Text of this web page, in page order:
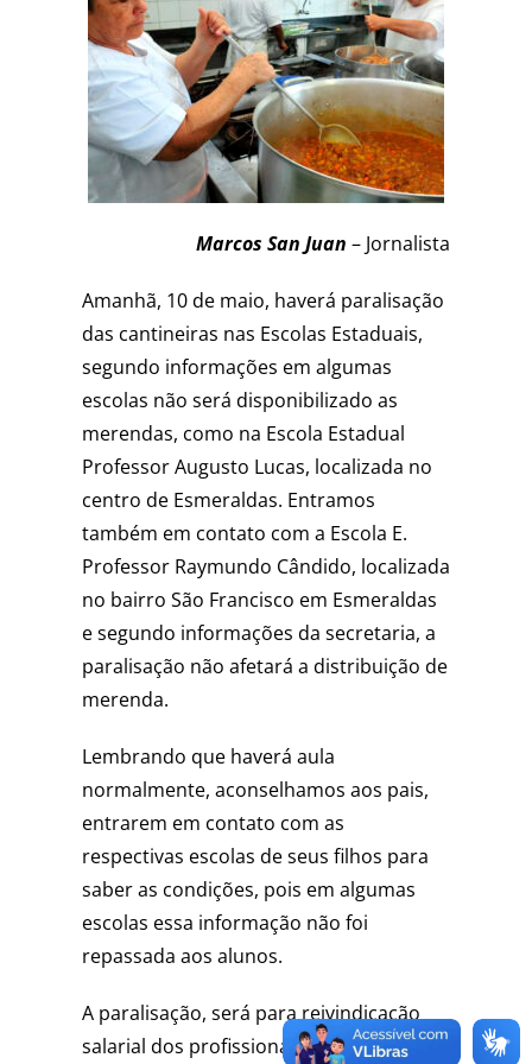
Marcos San Juan– Jornalista
Amanhã, 10 de maio, haverá paralisação
das cantineiras nas Escolas Estaduais,
segundo informações em algumas
escolas não será disponibilizado as
merendas, como na Escola Estadual
Professor Augusto Lucas, localizada no
centro de Esmeraldas. Entramos
também em contato com a Escola E.
Professor Raymundo Cândido, localizada
no bairro São Francisco em Esmeraldas
e segundo informações da secretaria, a
paralisação não afetará a distribuição de
merenda.
Lembrando que haverá aula
normalmente, aconselhamos aos pais,
entrarem em contato com as
respectivas escolas de seus filhos para
saber as condições, pois em algumas
escolas essa informação não foi
repassada aos alunos.
A paralisação, será para reivindicação
salarial dos profissionais, que pedem